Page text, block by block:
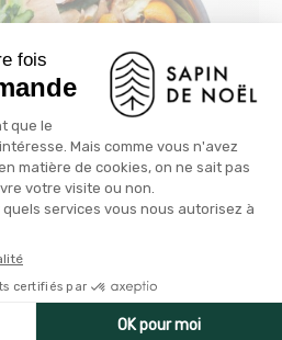
gaspillage alimentaire
fin d’année
3 juillet 2023
sont souvent